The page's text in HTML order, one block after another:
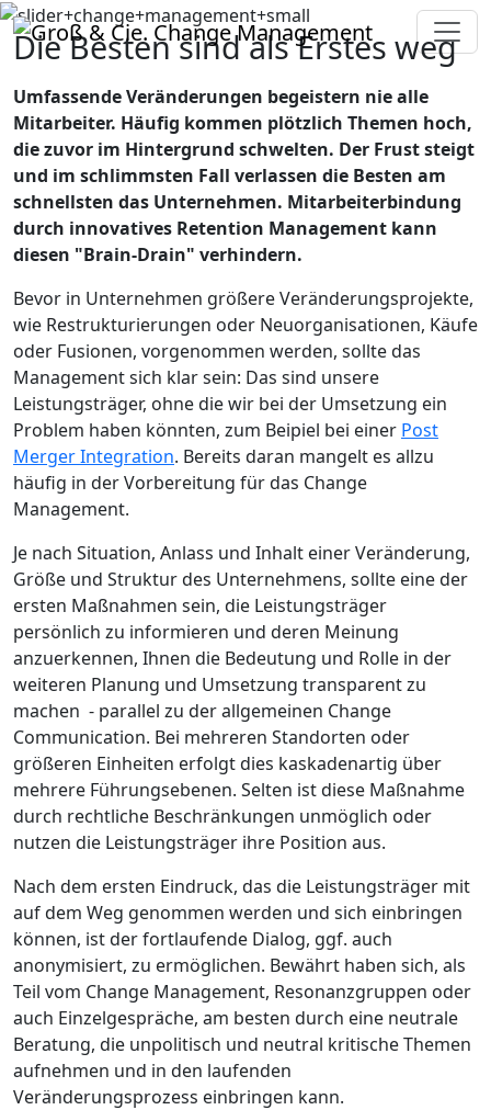
Die Besten sind als Erstes weg
Umfassende Veränderungen begeistern nie alle
Mitarbeiter. Häufig kommen plötzlich Themen hoch,
die zuvor im Hintergrund schwelten. Der Frust steigt
und im schlimmsten Fall verlassen die Besten am
schnellsten das Unternehmen. Mitarbeiterbindung
durch innovatives Retention Management kann
diesen "Brain-Drain" verhindern.
Bevor in Unternehmen größere Veränderungsprojekte,
wie Restrukturierungen oder Neuorganisationen, Käufe
oder Fusionen, vorgenommen werden, sollte das
Management sich klar sein: Das sind unsere
Leistungsträger, ohne die wir bei der Umsetzung ein
Problem haben könnten, zum Beipiel bei einer Post
Merger Integration. Bereits daran mangelt es allzu
häufig in der Vorbereitung für das Change
Management.
Je nach Situation, Anlass und Inhalt einer Veränderung,
Größe und Struktur des Unternehmens, sollte eine der
ersten Maßnahmen sein, die Leistungsträger
persönlich zu informieren und deren Meinung
anzuerkennen, Ihnen die Bedeutung und Rolle in der
weiteren Planung und Umsetzung transparent zu
machen - parallel zu der allgemeinen Change
Communication. Bei mehreren Standorten oder
größeren Einheiten erfolgt dies kaskadenartig über
mehrere Führungsebenen. Selten ist diese Maßnahme
durch rechtliche Beschränkungen unmöglich oder
nutzen die Leistungsträger ihre Position aus.
Nach dem ersten Eindruck, das die Leistungsträger mit
auf dem Weg genommen werden und sich einbringen
können, ist der fortlaufende Dialog, ggf. auch
anonymisiert, zu ermöglichen. Bewährt haben sich, als
Teil vom Change Management, Resonanzgruppen oder
auch Einzelgespräche, am besten durch eine neutrale
Beratung, die unpolitisch und neutral kritische Themen
aufnehmen und in den laufenden
Veränderungsprozess einbringen kann.